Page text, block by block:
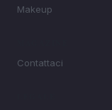
Makeup
Contattaci